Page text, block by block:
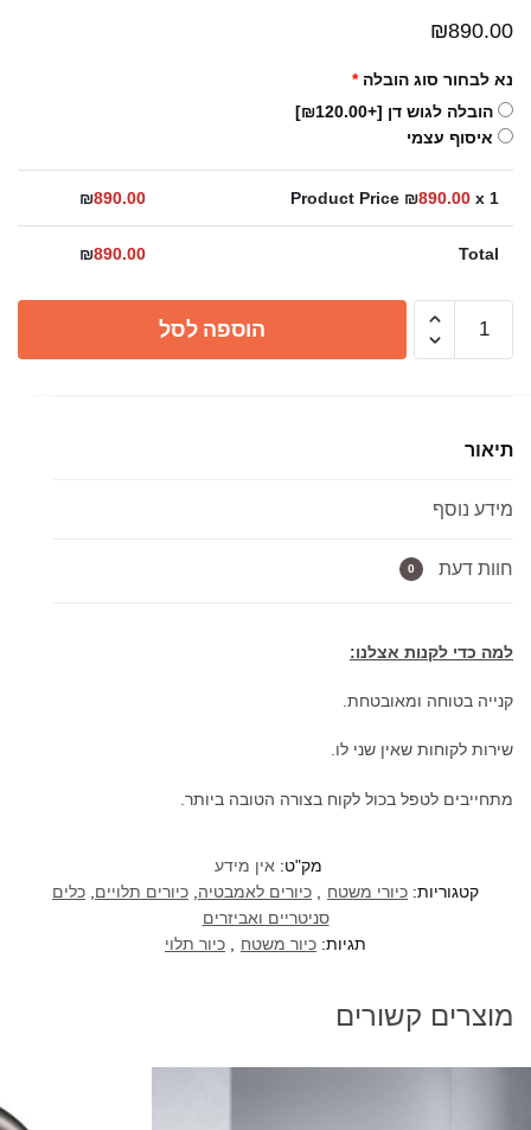
₪890.00
נא לבחור סוג הובלה *
הובלה לגוש דן [+₪120.00]
איסוף עצמי
Product Price ₪890.00 x 1
₪890.00
Total
₪890.00
(ללא
לברז)
60
הוספה לסל
תיאור
מידע נוסף
חוות דעת 0
למה כדי לקנות אצלנו:
קנייה בטוחה ומאובטחת.
שירות לקוחות שאין שני לו.
מתחייבים לטפל בכול לקוח בצורה הטובה ביותר.
מק"ט: אין מידע
קטגוריות: כיורי משטח , כיורים לאמבטיה, כיורים תלויים, כלים
סניטריים ואביזרים
תגיות: כיור משטח , כיור תלוי
מוצרים קשורים